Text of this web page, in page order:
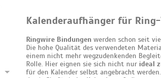
Kalenderaufhänger für
Ringwire Bindungen werden schon seit
Die hohe Qualität des verwendeten
einem nicht mehr wegzudenkenden
Rolle. Hier eignen sie sich nicht nur ideal
für den Kalender selbst angebracht